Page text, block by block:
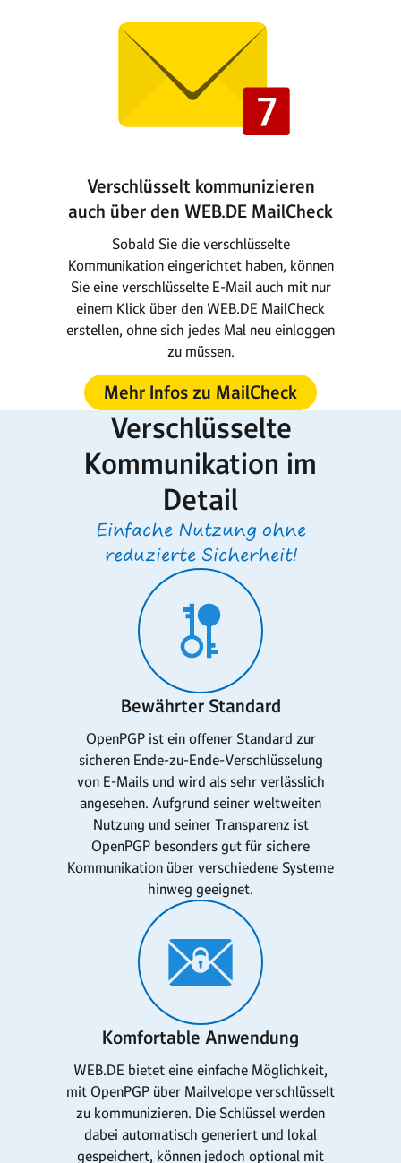
Verschlüsselt kommunizieren
auch über den WEB.DE MailCheck
Sobald Sie die verschlüsselte
Kommunikation eingerichtet haben, können
Sie eine verschlüsselte E-Mail auch mit nur
einem Klick über den WEB.DE MailCheck
erstellen, ohne sich jedes Mal neu einloggen
zu müssen.
Mehr Infos zu MailCheck
Verschlüsselte
Kommunikation im
Detail
Einfache Nutzung ohne
reduzierte Sicherheit!
Bewährter Standard
OpenPGP ist ein offener Standard zur
sicheren Ende-zu-Ende-Verschlüsselung
von E-Mails und wird als sehr verlässlich
angesehen. Aufgrund seiner weltweiten
Nutzung und seiner Transparenz ist
OpenPGP besonders gut für sichere
Kommunikation über verschiedene Systeme
hinweg geeignet.
Komfortable Anwendung
WEB.DE bietet eine einfache Möglichkeit,
mit OpenPGP über Mailvelope verschlüsselt
zu kommunizieren. Die Schlüssel werden
dabei automatisch generiert und lokal
gespeichert, können jedoch optional mit